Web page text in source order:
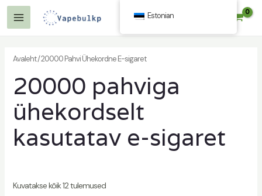
Mine
Peamenüü
Avaleht/ 20000 Pahvi Ühekordne E-sigaret
20000 pahviga
ühekordselt
kasutatav e-sigaret
Kuvatakse kõik 12 tulemused
Estonian